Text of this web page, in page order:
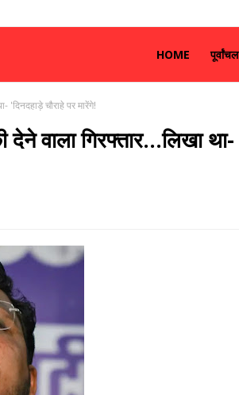
HOME पूर्वांचल
चौराहे पर मारेंगे!
वाला गिरफ्तार...लिखा था-